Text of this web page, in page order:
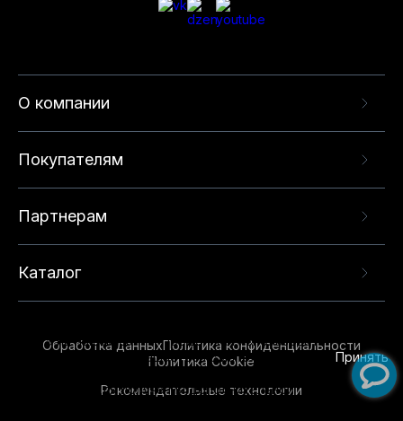
О компании
Покупателям
Партнерам
Каталог
Обработка данныхПолитика конфиденциальности
Политика Cookie
Рекомендательные технологии
опыта на нашем сайте. Продолжая использовать
данный сайт, вы соглашаетесь с использованием
технологий. Для получения дополнительной
Принять